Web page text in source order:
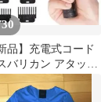
品】充電式コード
バリカン アタッチ
ト4種付属 ブラッ